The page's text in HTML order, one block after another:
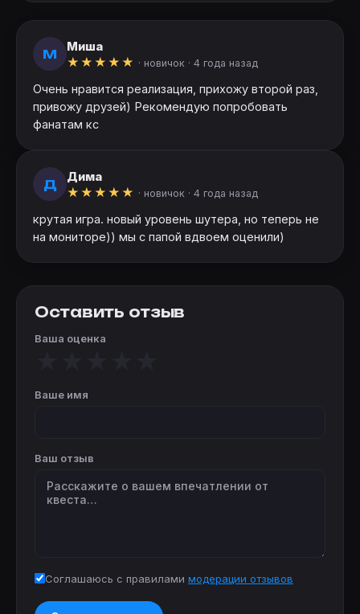
М
Миша
★ ★ ★ ★ ★ · новичок · 4 года назад
Очень нравится реализация, прихожу второй раз,
привожу друзей) Рекомендую попробовать
фанатам кс
Д
Дима
★ ★ ★ ★ ★ · новичок · 4 года назад
крутая игра. новый уровень шутера, но теперь не
на мониторе)) мы с папой вдвоем оценили)
Оставить отзыв
Ваша оценка
Ваше имя
Ваш отзыв
Соглашаюсь с правилами модерации отзывов